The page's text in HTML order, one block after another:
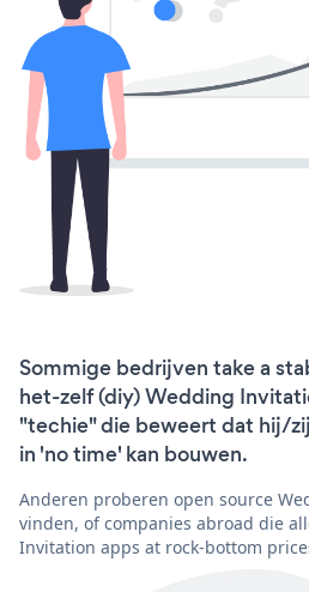
Sommige bedrijven take a
het-zelf (diy) Wedding
"techie" die beweert dat hij/
in 'no time' kan bouwen.
Anderen proberen open source
vinden, of companies abroad die
Invitation apps at rock-bottom